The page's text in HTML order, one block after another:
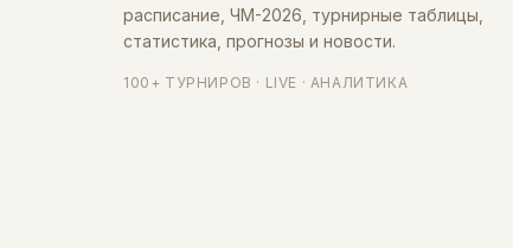
расписание, ЧМ-2026, турнирные таблицы,
статистика, прогнозы и новости.
100+ ТУРНИРОВ · LIVE · АНАЛИТИКА